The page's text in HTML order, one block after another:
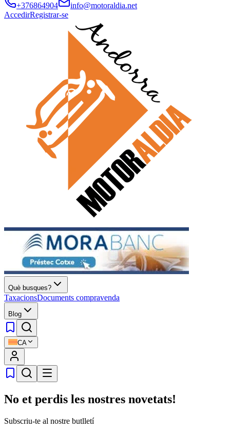
+376864904
info@motoraldia.net
AccedirRegistrar-se
Què busques?
TaxacionsDocuments compravenda
Blog
CA
No et perdis les nostres novetats!
Subscriu-te al nostre butlletí